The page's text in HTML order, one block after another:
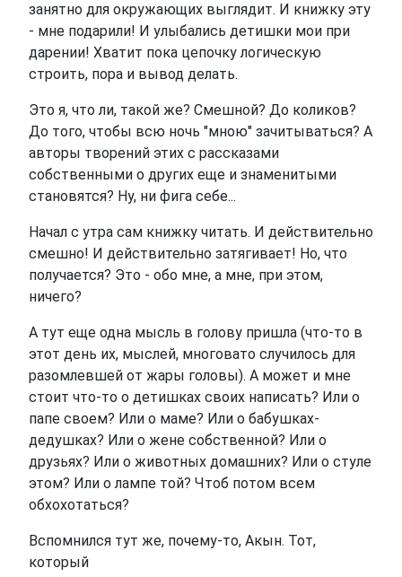
занятно для окружающих выглядит. И книжку эту
- мне подарили! И улыбались детишки мои при
дарении! Хватит пока цепочку логическую
строить, пора и вывод делать.
Это я, что ли, такой же? Смешной? До коликов?
До того, чтобы всю ночь "мною" зачитываться? А
авторы творений этих с рассказами
собственными о других еще и знаменитыми
становятся? Ну, ни фига себе...
Начал с утра сам книжку читать. И действительно
смешно! И действительно затягивает! Но, что
получается? Это - обо мне, а мне, при этом,
ничего?
А тут еще одна мысль в голову пришла (что-то в
этот день их, мыслей, многовато случилось для
разомлевшей от жары головы). А может и мне
стоит что-то о детишках своих написать? Или о
папе своем? Или о маме? Или о бабушках-
дедушках? Или о жене собственной? Или о
друзьях? Или о животных домашних? Или о стуле
этом? Или о лампе той? Чтоб потом всем
обхохотаться?
Вспомнился тут же, почему-то, Акын. Тот,
который